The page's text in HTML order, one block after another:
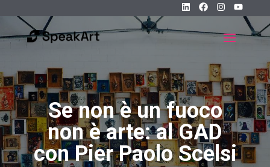
Se non è un fuoco
non è arte: al GAD
con Pier Paolo Scelsi